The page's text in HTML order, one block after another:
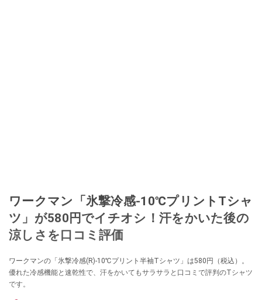
ワークマン「氷撃冷感-10℃プリントTシャ
ツ」が580円でイチオシ！汗をかいた後の
涼しさを口コミ評価
ワークマンの「氷撃冷感(R)-10℃プリント半袖Tシャツ」は580円（税込）。
優れた冷感機能と速乾性で、汗をかいてもサラサラと口コミで評判のTシャツ
です。